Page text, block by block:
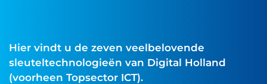
Hier vindt u de zeven veelbelovende
sleuteltechnologieën van Digital Holland
(voorheen Topsector ICT).